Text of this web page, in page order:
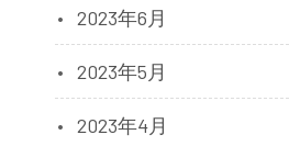
2023年6月
2023年5月
2023年4月